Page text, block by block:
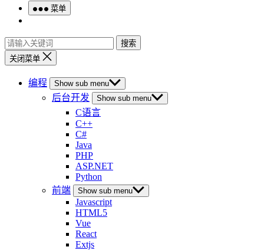
菜单
搜索
关闭菜单
编程 Show sub menu
后台开发 Show sub menu
C语言
C++
C#
Java
PHP
ASP.NET
Python
前端
Show sub menu
Javascript
HTML5
Vue
React
Extjs